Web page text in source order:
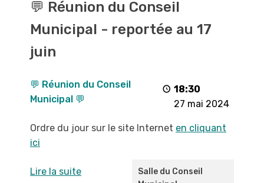
Conseil
Municipal
💬 Réunion du Conseil
Municipal - reportée au 17
juin
18:30
27 mai 2024
💬 Réunion du Conseil
Municipal 💬
Ordre du jour sur le site Internet en cliquant
ici
Salle du Conseil
Lire la suite